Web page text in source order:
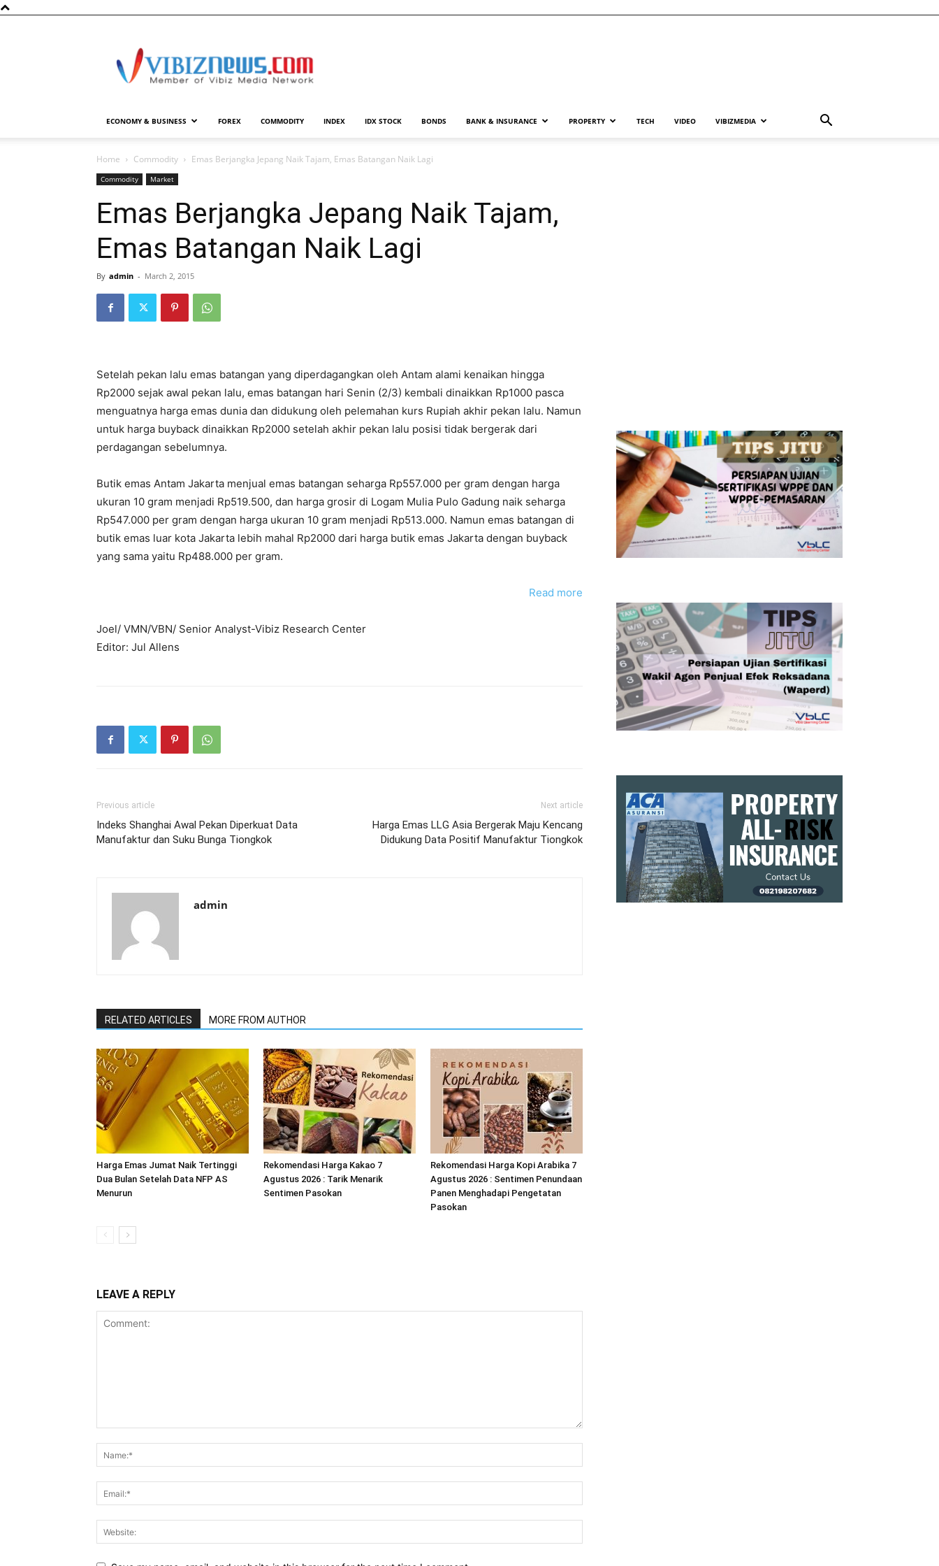
ECONOMY & BUSINESS FOREX COMMODITY INDEX IDX STOCK BONDS BANK & INSURANCE PROPERTY TECH VIDEO VIBIZMEDIA
Home Commodity Emas Berjangka Jepang Naik Tajam, Emas Batangan Naik Lagi
Commodity Market
Emas Berjangka Jepang Naik Tajam,
Emas Batangan Naik Lagi
By admin - March 2, 2015
Setelah pekan lalu emas batangan yang diperdagangkan oleh Antam alami kenaikan hingga
Rp2000 sejak awal pekan lalu, emas batangan hari Senin (2/3) kembali dinaikkan Rp1000 pasca
menguatnya harga emas dunia dan didukung oleh pelemahan kurs Rupiah akhir pekan lalu. Namun
untuk harga buyback dinaikkan Rp2000 setelah akhir pekan lalu posisi tidak bergerak dari
perdagangan sebelumnya.
Butik emas Antam Jakarta menjual emas batangan seharga Rp557.000 per gram dengan harga
ukuran 10 gram menjadi Rp519.500, dan harga grosir di Logam Mulia Pulo Gadung naik seharga
Rp547.000 per gram dengan harga ukuran 10 gram menjadi Rp513.000. Namun emas batangan di
butik emas luar kota Jakarta lebih mahal Rp2000 dari harga butik emas Jakarta dengan buyback
yang sama yaitu Rp488.000 per gram.
Read more
Joel/ VMN/VBN/ Senior Analyst-Vibiz Research Center
Editor: Jul Allens
Previous article
Indeks Shanghai Awal Pekan Diperkuat Data
Manufaktur dan Suku Bunga Tiongkok
Next article
Harga Emas LLG Asia Bergerak Maju Kencang
Didukung Data Positif Manufaktur Tiongkok
admin
RELATED ARTICLES MORE FROM AUTHOR
Harga Emas Jumat Naik Tertinggi
Dua Bulan Setelah Data NFP AS
Menurun
Rekomendasi Harga Kakao 7
Agustus 2026 : Tarik Menarik
Sentimen Pasokan
Rekomendasi Harga Kopi Arabika 7
Agustus 2026 : Sentimen Penundaan
Panen Menghadapi Pengetatan
Pasokan
LEAVE A REPLY